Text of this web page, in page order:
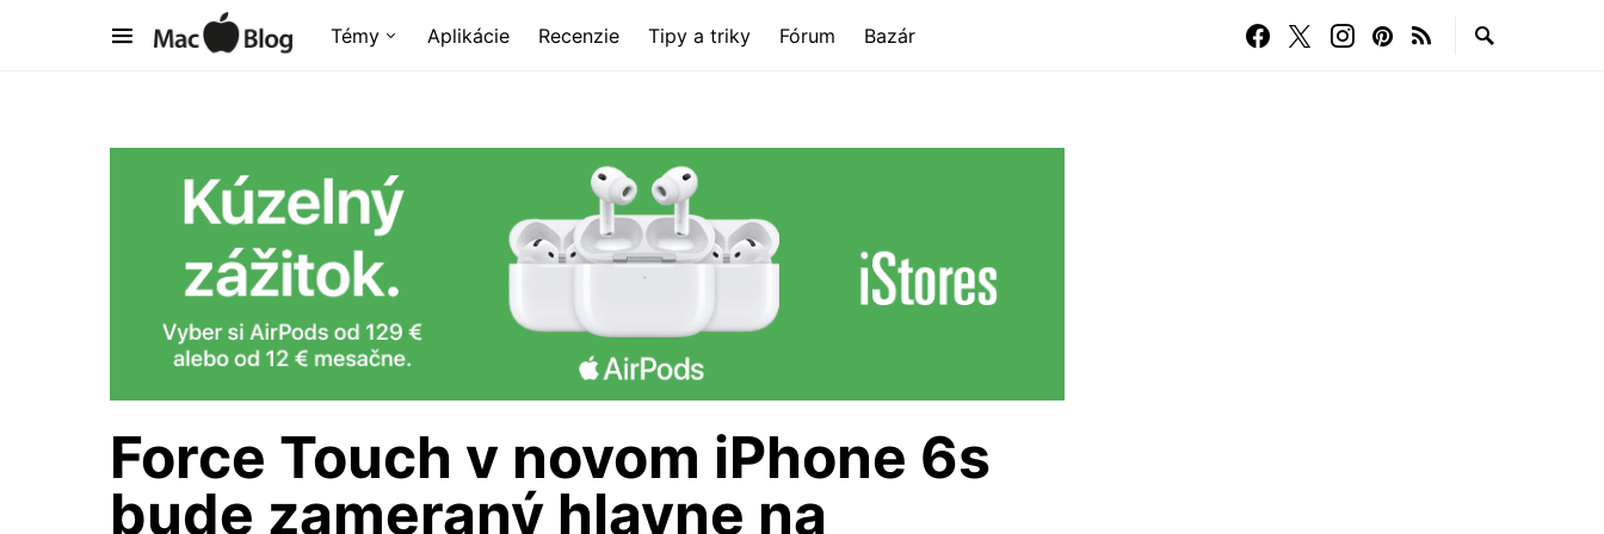
Témy Aplikácie Recenzie Tipy a triky Fórum Bazár
Force Touch v novom iPhone 6s
bude zameraný hlavne na